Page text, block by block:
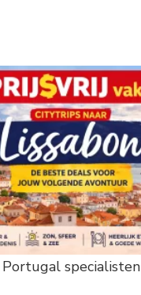
Portugal specialisten